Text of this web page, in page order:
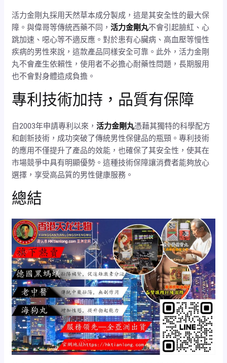
活力金剛丸採用天然草本成分製成，這是其安全性的最大保
障。與偉哥等傳統西藥不同，活力金剛丸不會引起臉紅、心
跳加速、噁心等不適反應。對於患有心臟病、高血壓等慢性
疾病的男性來說，這款產品同樣安全可靠。此外，活力金剛
丸不會產生依賴性，使用者不必擔心耐藥性問題，長期服用
也不會對身體造成負擔。
專利技術加持，品質有保障
自2003年申請專利以來，活力金剛丸憑藉其獨特的科學配方
和創新技術，成功突破了傳統男性保健品的瓶頸。專利技術
的應用不僅提升了產品的效能，也確保了其安全性，使其在
市場競爭中具有明顯優勢。這種技術保障讓消費者能夠放心
選擇，享受高品質的男性健康服務。
總結